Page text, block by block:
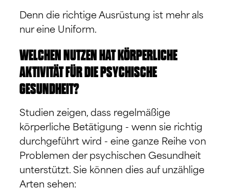
Denn die richtige Ausrüstung ist mehr als
nur eine Uniform.
WELCHEN NUTZEN HAT KÖRPERLICHE
AKTIVITÄT FÜR DIE PSYCHISCHE
GESUNDHEIT?
Studien zeigen, dass regelmäßige
körperliche Betätigung - wenn sie richtig
durchgeführt wird - eine ganze Reihe von
Problemen der psychischen Gesundheit
unterstützt. Sie können dies auf unzählige
Arten sehen: